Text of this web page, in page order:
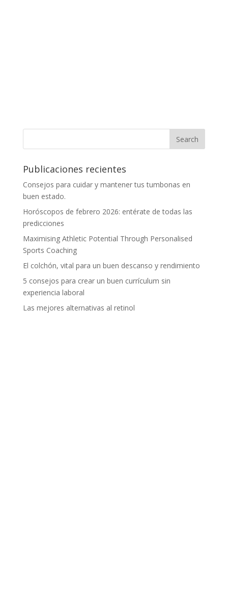
Publicaciones recientes
Consejos para cuidar y mantener tus tumbonas en
buen estado.
Horóscopos de febrero 2026: entérate de todas las
predicciones
Maximising Athletic Potential Through Personalised
Sports Coaching
El colchón, vital para un buen descanso y rendimiento
5 consejos para crear un buen currículum sin
experiencia laboral
Las mejores alternativas al retinol